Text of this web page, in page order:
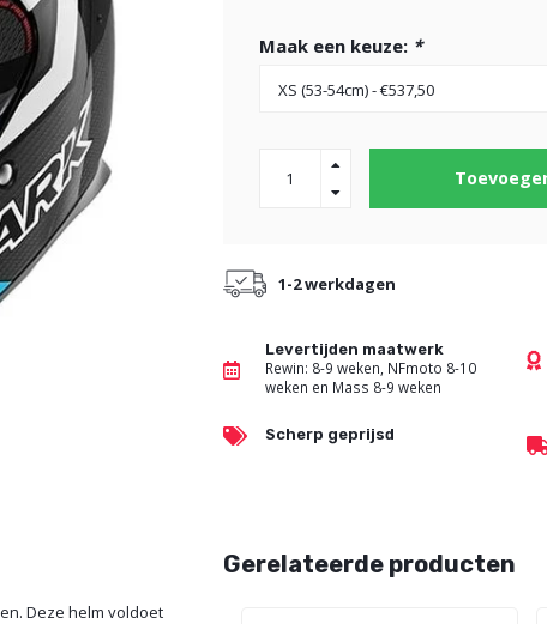
Maak een keuze: *
1-2 werkdagen
Levertijden maatwerk
Rewin: 8-9 weken, NFmoto 8-10
weken en Mass 8-9 weken
Scherp geprijsd
Deze helm voldoet
Gerelateerde producten